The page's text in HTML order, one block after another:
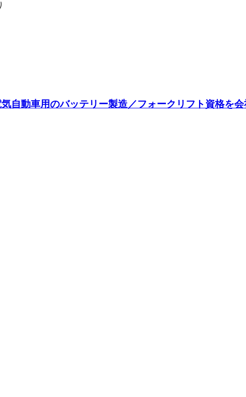
自動車用のバッテリー製造／フォークリフト資格を